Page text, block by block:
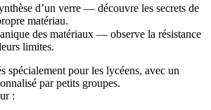
d’un verre — découvre les secrets de
matériau.
des matériaux — observe la résistance
limites.
spécialement pour les lycéens, avec un
par petits groupes.
: